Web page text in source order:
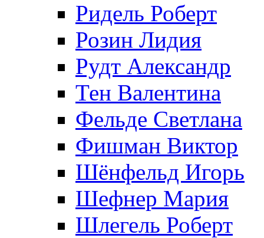
Ридель Роберт
Розин Лидия
Рудт Александр
Тен Валентина
Фельде Светлана
Фишман Виктор
Шёнфельд Игорь
Шефнер Мария
Шлегель Роберт